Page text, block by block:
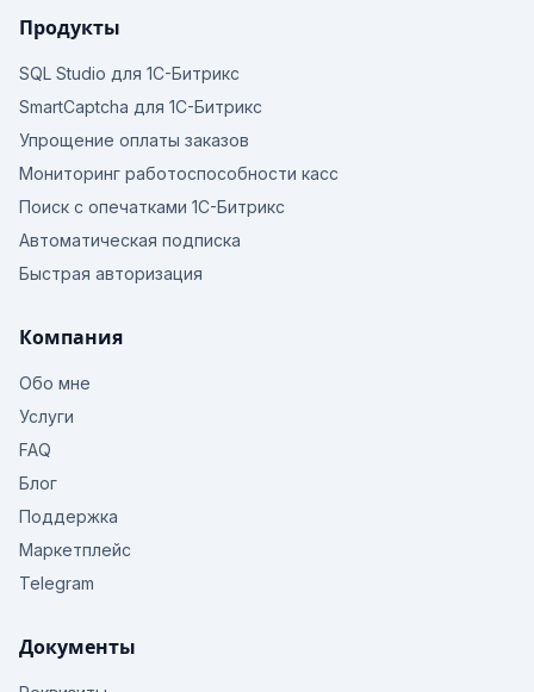
Продукты
SQL Studio для 1С-Битрикс
SmartCaptcha для 1С-Битрикс
Упрощение оплаты заказов
Мониторинг работоспособности касс
Поиск с опечатками 1С-Битрикс
Автоматическая подписка
Быстрая авторизация
Компания
Обо мне
Услуги
FAQ
Блог
Поддержка
Маркетплейс
Telegram
Документы